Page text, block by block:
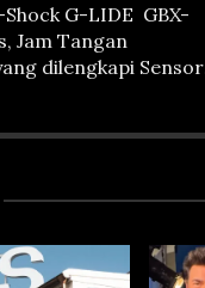
Shock G-LIDE GBX-
Jam Tangan
dilengkapi Sensor